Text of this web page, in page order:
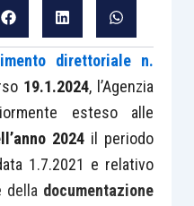
direttoriale n.
19.1.2024, l’Agenzia
esteso alle
2024 il periodo
1.7.2021 e relativo
della documentazione